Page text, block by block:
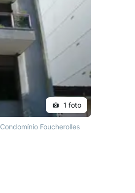
1 foto
Condomínio Foucherolles